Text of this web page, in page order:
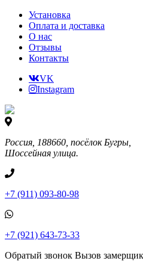
Установка
Оплата и доставка
О нас
Отзывы
Контакты
VK
Instagram
Россия, 188660, посёлок Бугры,
Шоссейная улица.
+7 (911) 093-80-98
+7 (921) 643-73-33
Обратый звонок Вызов